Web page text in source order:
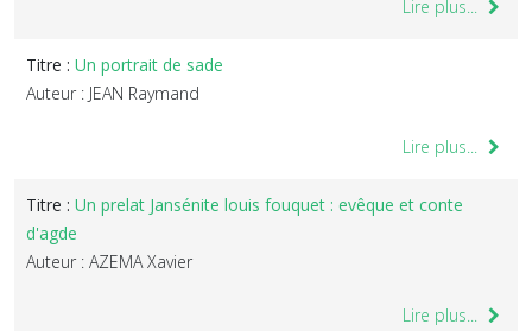
Lire plus...
Titre : Un portrait de sade
Auteur : JEAN Raymand
Lire plus...
Titre : Un prelat Jansénite louis fouquet : evêque et conte
d'agde
Auteur : AZEMA Xavier
Lire plus...